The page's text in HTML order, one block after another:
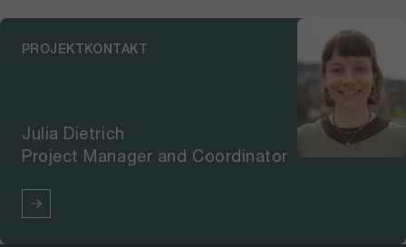
PROJEKTKONTAKT
Julia Dietrich
Project Manager and Coordinator